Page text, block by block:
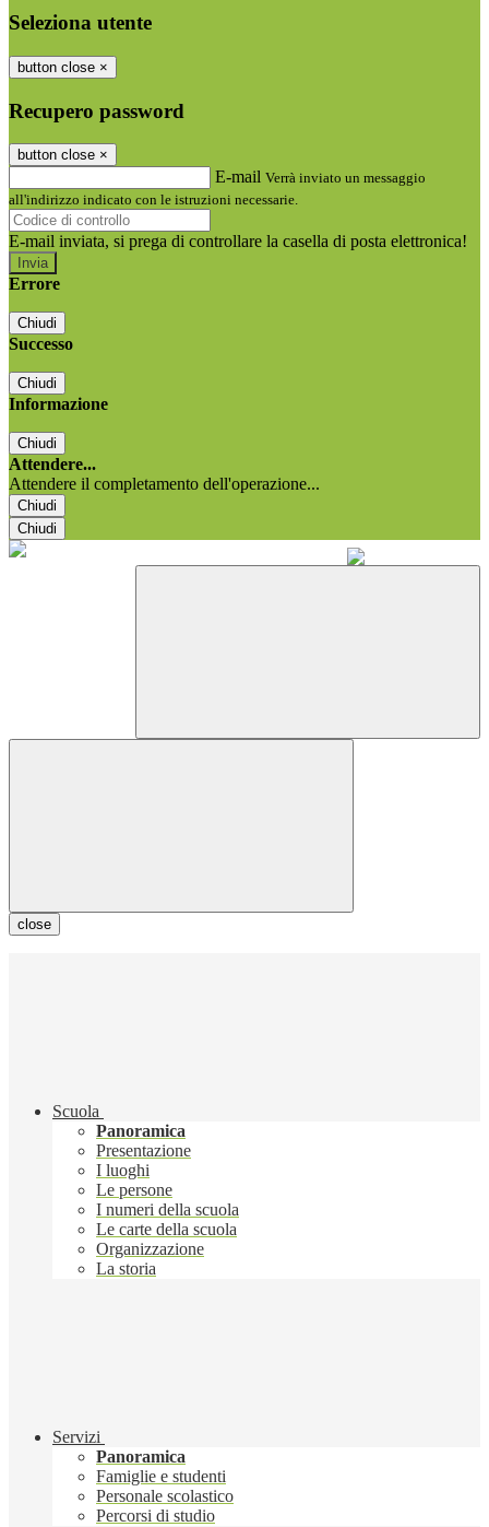
Seleziona utente
button close ×
Recupero password
button close ×
E-mail Verrà inviato un messaggio
all'indirizzo indicato con le istruzioni necessarie.
E-mail inviata, si prega di controllare la casella di posta elettronica!
Errore
Chiudi
Successo
Chiudi
Informazione
Chiudi
Attendere...
Attendere il completamento dell'operazione...
Chiudi
Chiudi
close
Scuola
Panoramica
Presentazione
I luoghi
Le persone
I numeri della scuola
Le carte della scuola
Organizzazione
La storia
Servizi
Panoramica
Famiglie e studenti
Personale scolastico
Percorsi di studio